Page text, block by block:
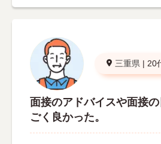
三重県 | 20
面接のアドバイスや面接
ごく良かった。